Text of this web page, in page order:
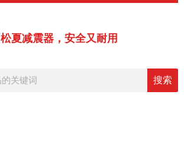
松夏减震器，安全又耐用
搜索